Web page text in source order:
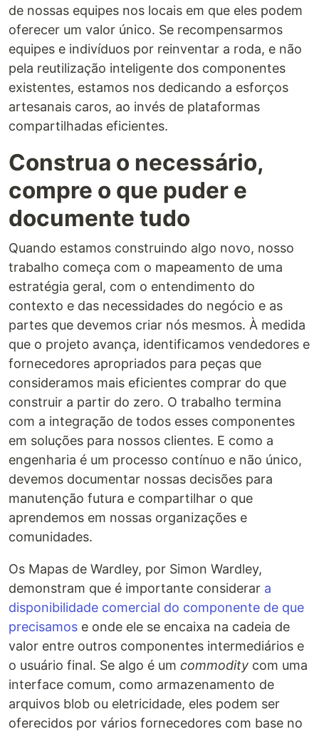
de nossas equipes nos locais em que eles podem
oferecer um valor único. Se recompensarmos
equipes e indivíduos por reinventar a roda, e não
pela reutilização inteligente dos componentes
existentes, estamos nos dedicando a esforços
artesanais caros, ao invés de plataformas
compartilhadas eficientes.
Construa o necessário,
compre o que puder e
documente tudo
Quando estamos construindo algo novo, nosso
trabalho começa com o mapeamento de uma
estratégia geral, com o entendimento do
contexto e das necessidades do negócio e as
partes que devemos criar nós mesmos. À medida
que o projeto avança, identificamos vendedores e
fornecedores apropriados para peças que
consideramos mais eficientes comprar do que
construir a partir do zero. O trabalho termina
com a integração de todos esses componentes
em soluções para nossos clientes. E como a
engenharia é um processo contínuo e não único,
devemos documentar nossas decisões para
manutenção futura e compartilhar o que
aprendemos em nossas organizações e
comunidades.
Os Mapas de Wardley, por Simon Wardley,
demonstram que é importante considerar a
disponibilidade comercial do componente de que
precisamos e onde ele se encaixa na cadeia de
valor entre outros componentes intermediários e
o usuário final. Se algo é um commodity com uma
interface comum, como armazenamento de
arquivos blob ou eletricidade, eles podem ser
oferecidos por vários fornecedores com base no